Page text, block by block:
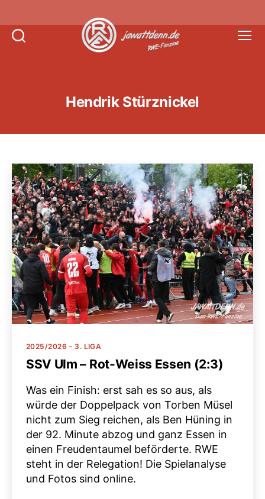
Hendrik Stürznickel
Kategorien
2025/2026 – 3. LIGA
SSV Ulm – Rot-Weiss Essen (2:3)
Was ein Finish: erst sah es so aus, als
würde der Doppelpack von Torben Müsel
nicht zum Sieg reichen, als Ben Hüning in
der 92. Minute abzog und ganz Essen in
einen Freudentaumel beförderte. RWE
steht in der Relegation! Die Spielanalyse
und Fotos sind online.